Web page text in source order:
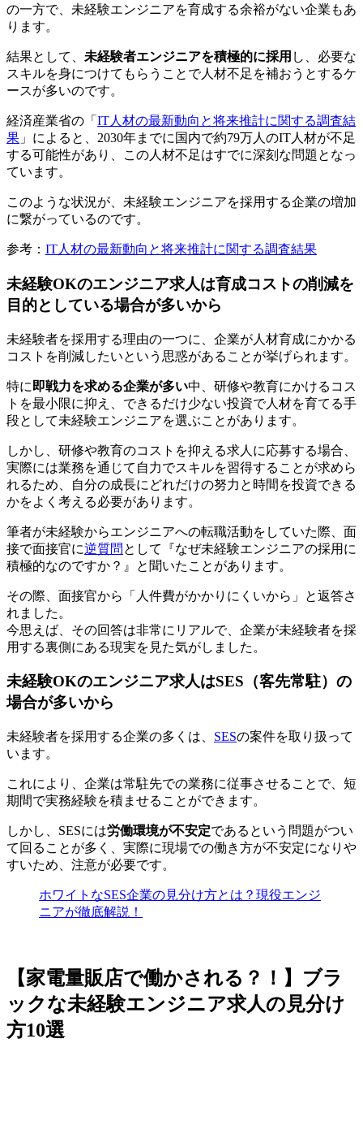
の一方で、未経験エンジニアを育成する余裕がない企業もあ
ります。
結果として、 未経験者エンジニアを積極的に採用 し、必要な
スキルを身につけてもらうことで人材不足を補おうとするケ
ースが多いのです。
経済産業省の「 IT人材の最新動向と将来推計に関する調査結
果 」によると、2030年までに国内で約79万人のIT人材が不足
する可能性があり、この人材不足はすでに深刻な問題となっ
ています。
このような状況が、未経験エンジニアを採用する企業の増加
に繋がっているのです。
参考： IT人材の最新動向と将来推計に関する調査結果
未経験OKのエンジニア求人は育成コストの削減を
目的としている場合が多いから
未経験者を採用する理由の一つに、企業が人材育成にかかる
コストを削減したいという思惑があることが挙げられます。
特に 即戦力を求める企業が多い中、研修や教育にかけるコス
トを最小限に抑え、できるだけ少ない投資で人材を育てる手
段として未経験エンジニアを選ぶことがあります。
しかし、研修や教育のコストを抑える求人に応募する場合、
実際には業務を通じて 自力でスキルを習得することが求めら
れるため、自分の成長にどれだけの努力と時間を投資できる
かをよく考える必要があります。
筆者が未経験からエンジニアへの転職活動をしていた際、面
接で面接官に逆質問 として『なぜ未経験エンジニアの採用に
積極的なのですか？』と聞いたことがあります。
その際、面接官から「人件費がかかりにくいから」と返答さ
れました。
今思えば、その回答は非常にリアルで、 企業が未経験者を採
用する裏側にある現実を見た気がしました。
未経験OKのエンジニア求人はSES（客先常駐）の
場合が多いから
未経験者を採用する企業の多くは、 SESの案件を取り扱って
います。
これにより、企業は常駐先での業務に従事させることで、短
期間で実務経験を積ませることができます。
しかし、SESには労働環境が不安定であるという問題がつい
て回ることが多く、実際に現場での働き方が不安定になりや
すいため、注意が必要です。
ホワイトなSES企業の見分け方とは？現役エンジ
ニアが徹底解説！
【家電量販店で働かされる？！】ブラ
ックな未経験エンジニア求人の見分け
方10選